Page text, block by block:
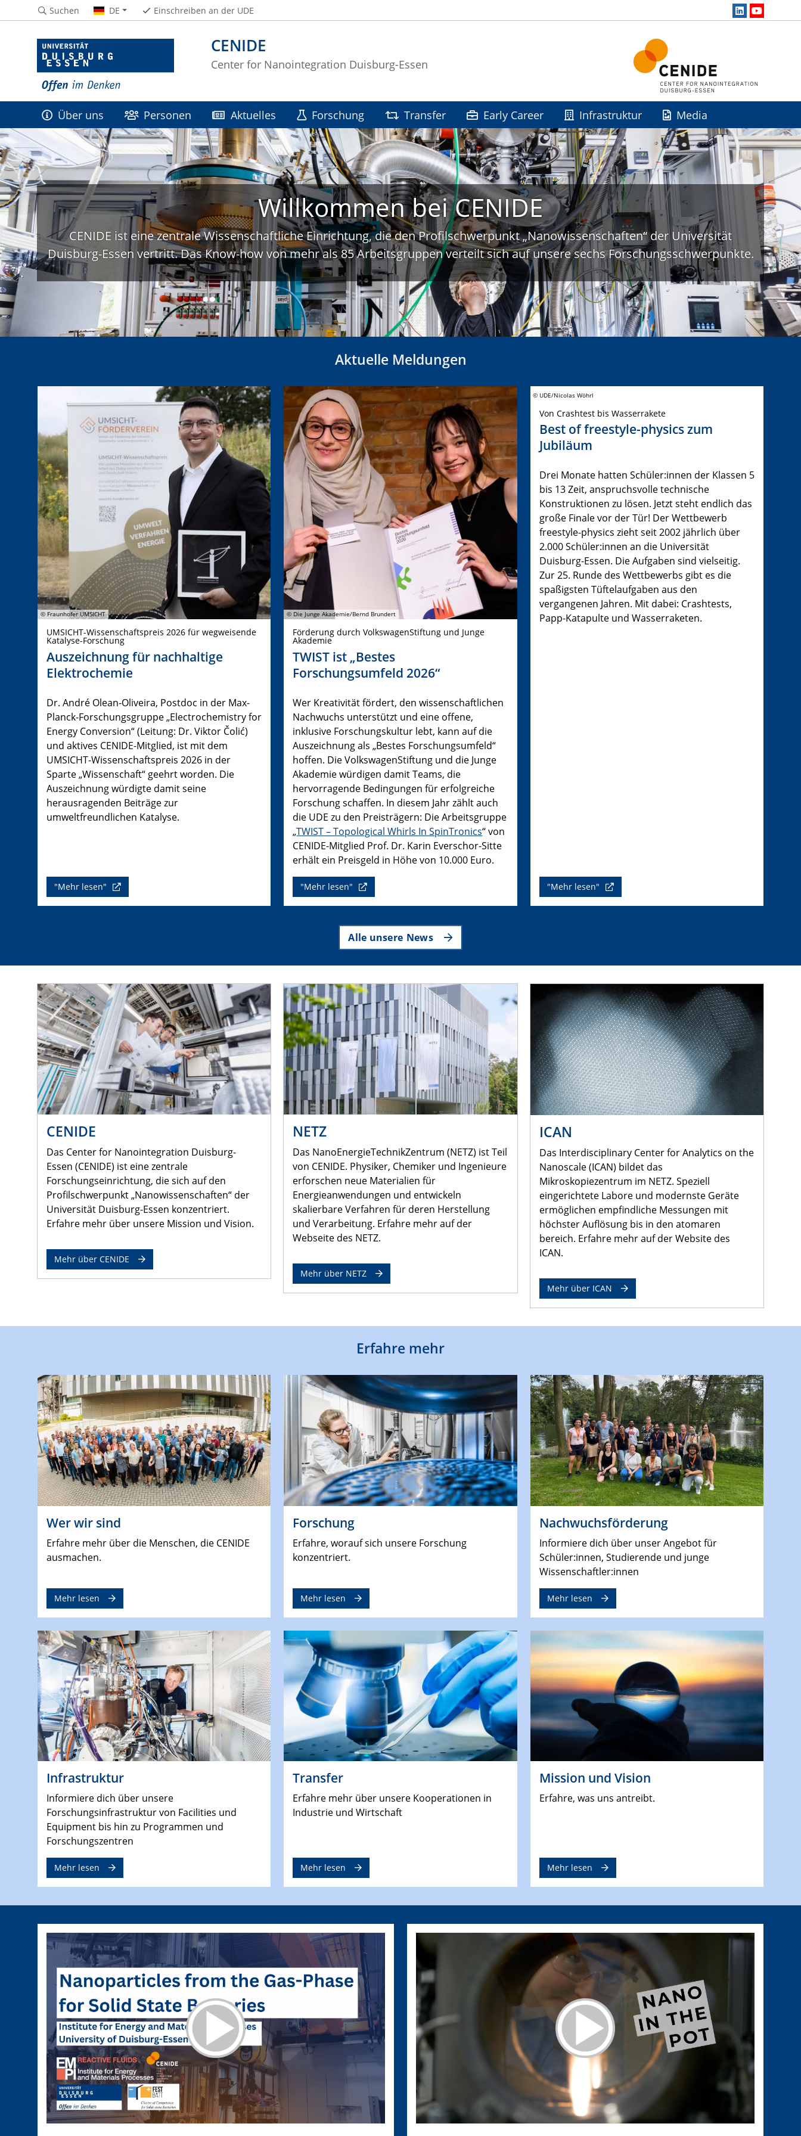
CENIDE
Center for Nanointegration Duisburg-Essen
Suchen DE Einschreiben an der UDE
Über uns Personen Aktuelles Forschung Transfer Early Career Infrastruktur Media
Willkommen bei CENIDE
CENIDE ist eine zentrale Wissenschaftliche Einrichtung, die den Profilschwerpunkt „Nanowissenschaften“ der Universität
Duisburg-Essen vertritt. Das Know-how von mehr als 85 Arbeitsgruppen verteilt sich auf unsere sechs Forschungsschwerpunkte.
Aktuelle Meldungen
© Fraunhofer UMSICHT
UMSICHT-Wissenschaftspreis 2026 für wegweisende
Katalyse-Forschung
Auszeichnung für nachhaltige
Elektrochemie
Dr. André Olean-Oliveira, Postdoc in der Max-
Planck-Forschungsgruppe „Electrochemistry for
Energy Conversion“ (Leitung: Dr. Viktor Čolić)
und aktives CENIDE-Mitglied, ist mit dem
UMSICHT-Wissenschaftspreis 2026 in der
Sparte „Wissenschaft“ geehrt worden. Die
Auszeichnung würdigte damit seine
herausragenden Beiträge zur
umweltfreundlichen Katalyse.
"Mehr lesen"
© Die Junge Akademie/Bernd Brundert
Förderung durch VolkswagenStiftung und Junge
Akademie
TWIST ist „Bestes
Forschungsumfeld 2026“
Wer Kreativität fördert, den wissenschaftlichen
Nachwuchs unterstützt und eine offene,
inklusive Forschungskultur lebt, kann auf die
Auszeichnung als „Bestes Forschungsumfeld“
hoffen. Die VolkswagenStiftung und die Junge
Akademie würdigen damit Teams, die
hervorragende Bedingungen für erfolgreiche
Forschung schaffen. In diesem Jahr zählt auch
die UDE zu den Preisträgern: Die Arbeitsgruppe
„TWIST – Topological Whirls In SpinTronics“ von
CENIDE-Mitglied Prof. Dr. Karin Everschor-Sitte
erhält ein Preisgeld in Höhe von 10.000 Euro.
"Mehr lesen"
© UDE/Nicolas Wöhrl
Von Crashtest bis Wasserrakete
Best of freestyle-physics zum
Jubiläum
Drei Monate hatten Schüler:innen der Klassen 5
bis 13 Zeit, anspruchsvolle technische
Konstruktionen zu lösen. Jetzt steht endlich das
große Finale vor der Tür! Der Wettbewerb
freestyle-physics zieht seit 2002 jährlich über
2.000 Schüler:innen an die Universität
Duisburg-Essen. Die Aufgaben sind vielseitig.
Zur 25. Runde des Wettbewerbs gibt es die
spaßigsten Tüftelaufgaben aus den
vergangenen Jahren. Mit dabei: Crashtests,
Papp-Katapulte und Wasserraketen.
"Mehr lesen"
Alle unsere News
CENIDE
Das Center for Nanointegration Duisburg-
Essen (CENIDE) ist eine zentrale
Forschungseinrichtung, die sich auf den
Profilschwerpunkt „Nanowissenschaften“ der
Universität Duisburg-Essen konzentriert.
Erfahre mehr über unsere Mission und Vision.
Mehr über CENIDE
NETZ
Das NanoEnergieTechnikZentrum (NETZ) ist Teil
von CENIDE. Physiker, Chemiker und Ingenieure
erforschen neue Materialien für
Energieanwendungen und entwickeln
skalierbare Verfahren für deren Herstellung
und Verarbeitung. Erfahre mehr auf der
Webseite des NETZ.
Mehr über NETZ
ICAN
Das Interdisciplinary Center for Analytics on the
Nanoscale (ICAN) bildet das
Mikroskopiezentrum im NETZ. Speziell
eingerichtete Labore und modernste Geräte
ermöglichen empfindliche Messungen mit
höchster Auflösung bis in den atomaren
bereich. Erfahre mehr auf der Website des
ICAN.
Mehr über ICAN
Erfahre mehr
Wer wir sind
Erfahre mehr über die Menschen, die CENIDE
ausmachen.
Mehr lesen
Forschung
Erfahre, worauf sich unsere Forschung
konzentriert.
Mehr lesen
Nachwuchsförderung
Informiere dich über unser Angebot für
Schüler:innen, Studierende und junge
Wissenschaftler:innen
Mehr lesen
Infrastruktur
Informiere dich über unsere
Forschungsinfrastruktur von Facilities und
Equipment bis hin zu Programmen und
Forschungszentren
Mehr lesen
Transfer
Erfahre mehr über unsere Kooperationen in
Industrie und Wirtschaft
Mehr lesen
Mission und Vision
Erfahre, was uns antreibt.
Mehr lesen